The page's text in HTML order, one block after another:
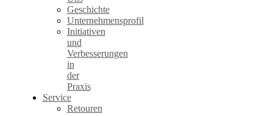
Geschichte
Unternehmensprofil
Initiativen
und
Verbesserungen
in
der
Praxis
Service
Retouren